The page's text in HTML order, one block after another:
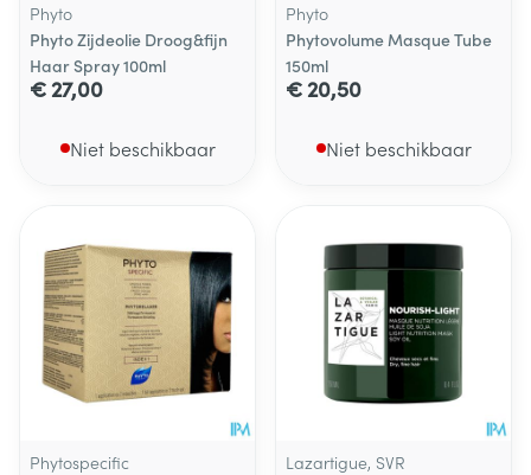
Phyto
Phyto Zijdeolie Droog&fijn
Haar Spray 100ml
€ 27,00
Niet beschikbaar
Phyto
Phytovolume Masque Tube
150ml
€ 20,50
Niet beschikbaar
Phytospecific
Lazartigue, SVR